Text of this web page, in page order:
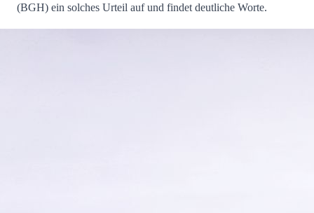
(BGH) ein solches Urteil auf und findet deutliche Worte.